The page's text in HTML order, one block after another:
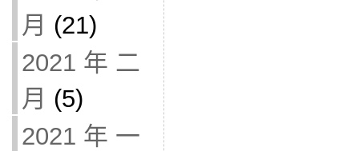
月 (21)
2021 年 二
月 (5)
2021 年 一